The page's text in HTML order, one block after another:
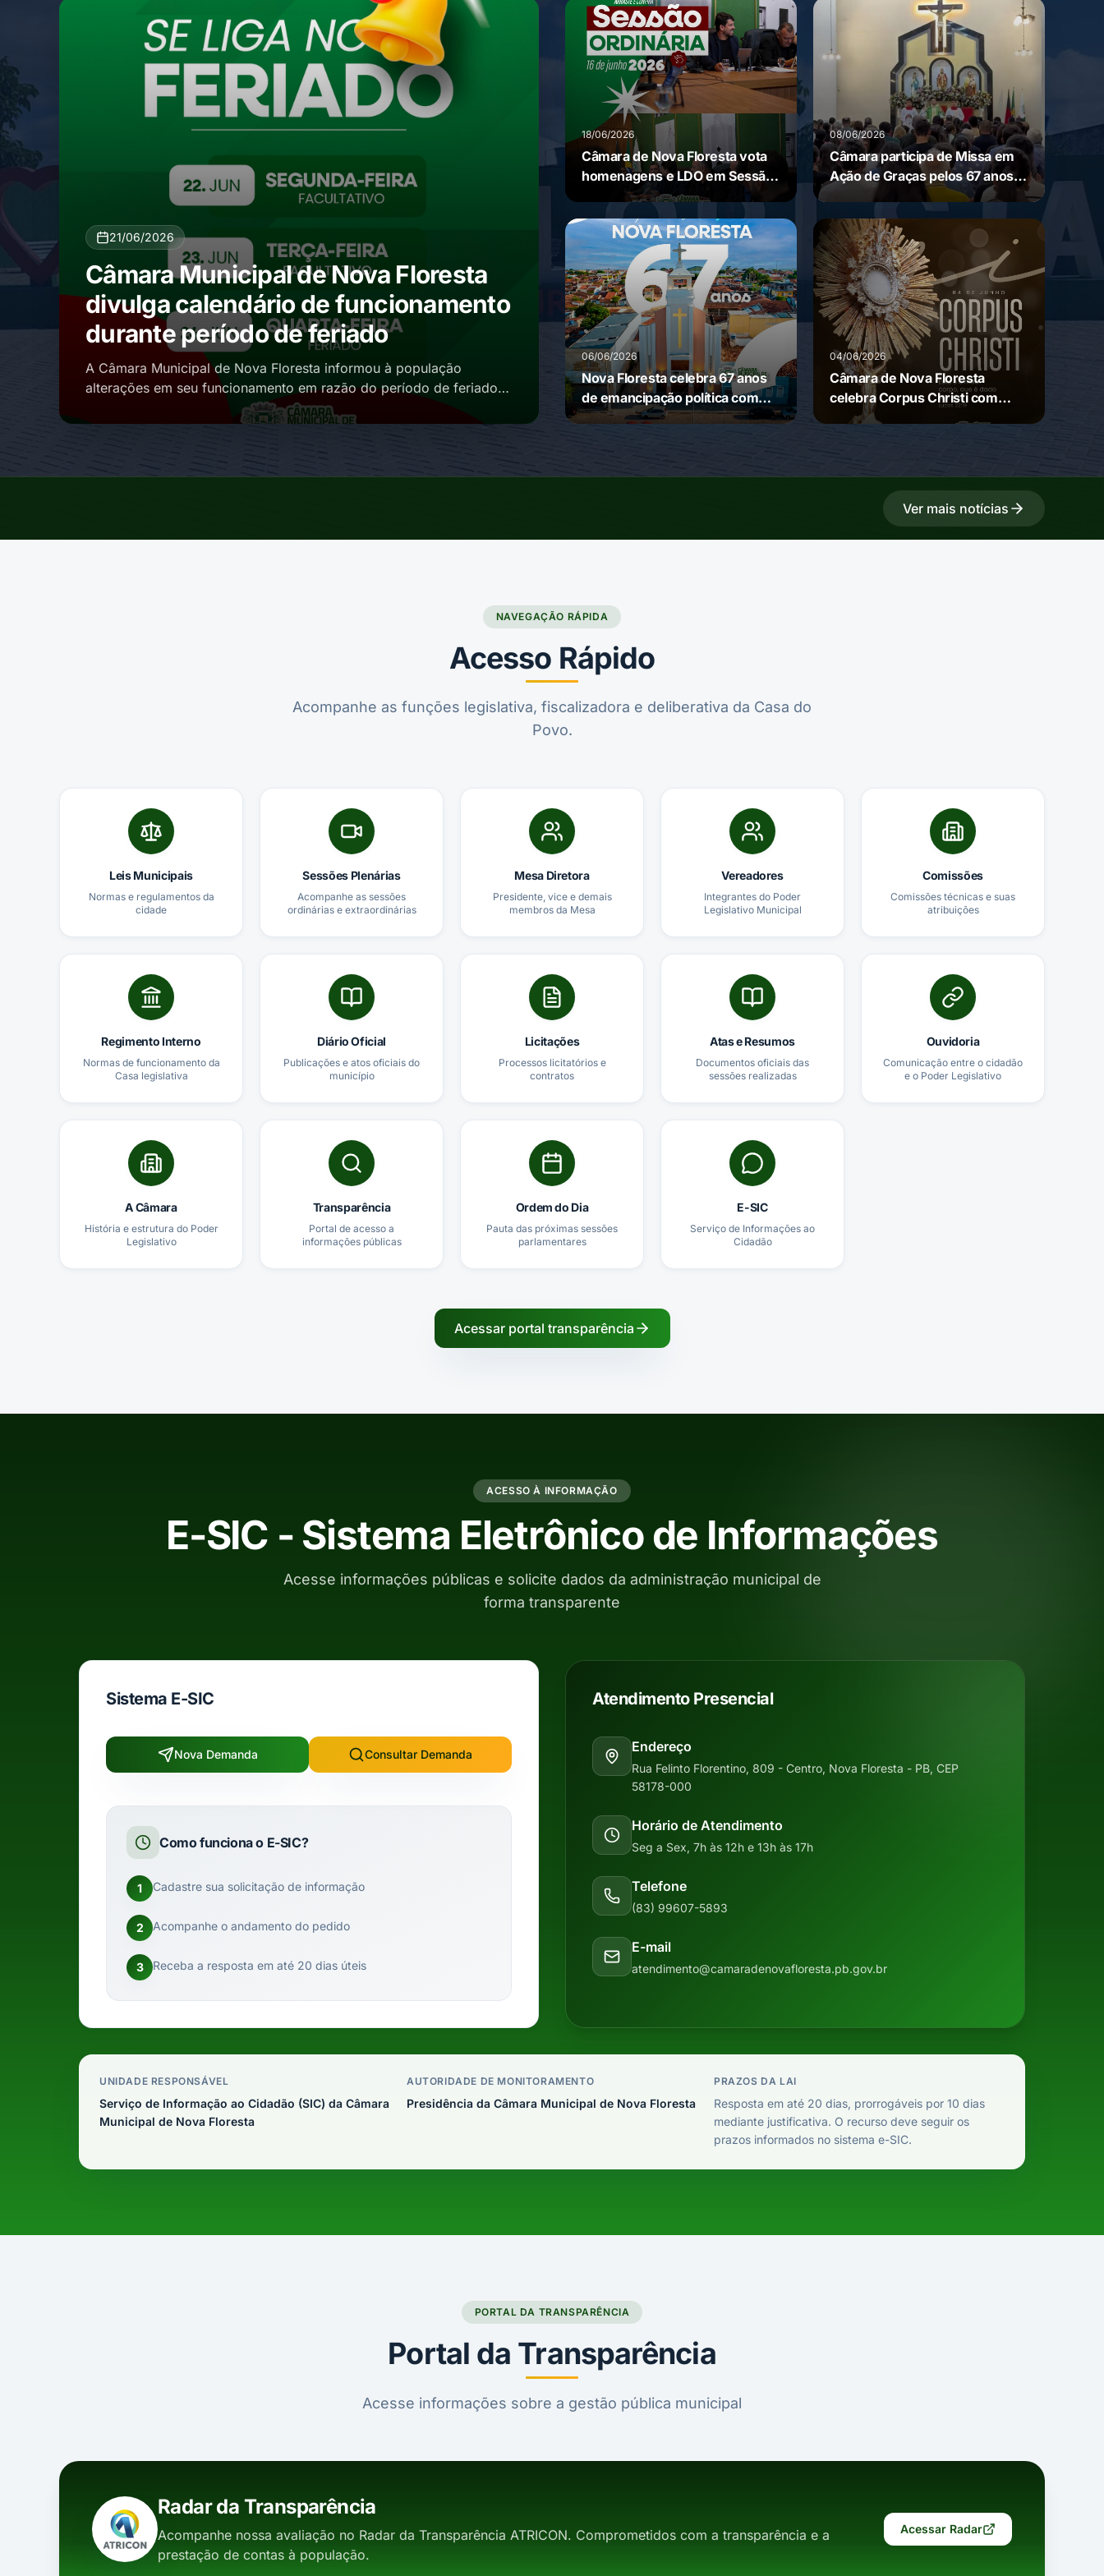
21/06/2026
Câmara Municipal de Nova Floresta
divulga calendário de funcionamento
durante período de feriado
A Câmara Municipal de Nova Floresta informou à população
alterações em seu funcionamento em razão do período de feriado.
18/06/2026
Câmara de Nova Floresta vota
homenagens e LDO em Sessão
Ordinária
08/06/2026
Câmara participa de Missa em
Ação de Graças pelos 67 anos
de Nova Floresta
06/06/2026
Nova Floresta celebra 67 anos
de emancipação política com
homenagem da Câmara
04/06/2026
Câmara de Nova Floresta
celebra Corpus Christi com
mensagem de fé e união
Ver mais notícias
NAVEGAÇÃO RÁPIDA
Acesso Rápido
Acompanhe as funções legislativa, fiscalizadora e deliberativa da Casa do
Povo.
Leis Municipais
Normas e regulamentos da
cidade
Sessões Plenárias
Acompanhe as sessões
ordinárias e extraordinárias
Mesa Diretora
Presidente, vice e demais
membros da Mesa
Vereadores
Integrantes do Poder
Legislativo Municipal
Comissões
Comissões técnicas e suas
atribuições
Regimento Interno
Normas de funcionamento da
Casa legislativa
Diário Oficial
Publicações e atos oficiais do
município
Licitações
Processos licitatórios e
contratos
Atas e Resumos
Documentos oficiais das
sessões realizadas
Ouvidoria
Comunicação entre o cidadão
e o Poder Legislativo
A Câmara
História e estrutura do Poder
Legislativo
Transparência
Portal de acesso a
informações públicas
Ordem do Dia
Pauta das próximas sessões
parlamentares
E-SIC
Serviço de Informações ao
Cidadão
Acessar portal transparência
ACESSO À INFORMAÇÃO
E-SIC - Sistema Eletrônico de Informações
Acesse informações públicas e solicite dados da administração municipal de
forma transparente
Sistema E-SIC
Nova Demanda Consultar Demanda
Como funciona o E-SIC?
1 Cadastre sua solicitação de informação
2 Acompanhe o andamento do pedido
3 Receba a resposta em até 20 dias úteis
Atendimento Presencial
Endereço
Rua Felinto Florentino, 809 - Centro, Nova Floresta - PB, CEP
58178-000
Horário de Atendimento
Seg a Sex, 7h às 12h e 13h às 17h
Telefone
(83) 99607-5893
E-mail
atendimento@camaradenovafloresta.pb.gov.br
UNIDADE RESPONSÁVEL
Serviço de Informação ao Cidadão (SIC) da Câmara
Municipal de Nova Floresta
AUTORIDADE DE MONITORAMENTO
Presidência da Câmara Municipal de Nova Floresta
PRAZOS DA LAI
Resposta em até 20 dias, prorrogáveis por 10 dias
mediante justificativa. O recurso deve seguir os
prazos informados no sistema e-SIC.
PORTAL DA TRANSPARÊNCIA
Portal da Transparência
Acesse informações sobre a gestão pública municipal
Radar da Transparência
Acompanhe nossa avaliação no Radar da Transparência ATRICON. Comprometidos com a transparência e a
prestação de contas à população.
Acessar Radar